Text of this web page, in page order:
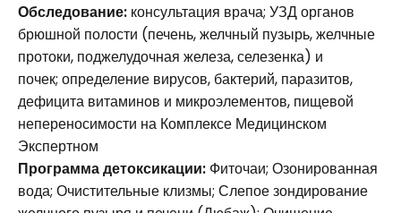
Обследование: консультация врача; УЗД органов
брюшной полости (печень, желчный пузырь, желчные
протоки, поджелудочная железа, селезенка) и
почек; определение вирусов, бактерий, паразитов,
дефицита витаминов и микроэлементов, пищевой
непереносимости на Комплексе Медицинском
Экспертном
Программа детоксикации: Фиточаи; Озонированная
вода; Очистительные клизмы; Слепое зондирование